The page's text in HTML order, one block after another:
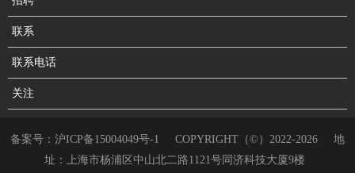
联系
联系电话
关注
备案号： 沪ICP备15004049号-1 COPYRIGHT（©）2022-2026
地
址：上海市杨浦区中山北二路1121号同济科技大厦9楼